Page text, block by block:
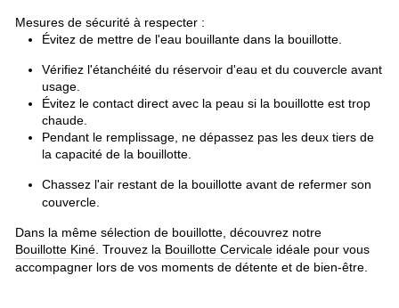
Mesures de sécurité à respecter :
Évitez de mettre de l'eau bouillante dans la bouillotte.
Vérifiez l'étanchéité du réservoir d'eau et du couvercle avant
usage.
Évitez le contact direct avec la peau si la bouillotte est trop
chaude.
Pendant le remplissage, ne dépassez pas les deux tiers de
la capacité de la bouillotte.
Chassez l'air restant de la bouillotte avant de refermer son
couvercle.
Dans la même sélection de bouillotte, découvrez notre
Bouillotte Kiné. Trouvez la Bouillotte Cervicale idéale pour vous
accompagner lors de vos moments de détente et de bien-être.